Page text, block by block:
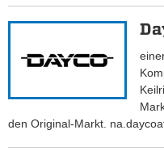
den Original-Markt.